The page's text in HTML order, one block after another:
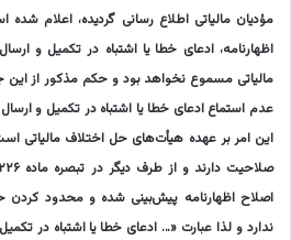
مؤدیان مالیاتی اطلاع رسانی گردیده، اعلام
اظهارنامه، ادعای خطا یا اشتباه در تکمیل و
مالیاتی مسموع نخواهد بود و حکم مذکور از این
عدم استماع ادعای خطا یا اشتباه در تکمیل و ارسال
این امر بر عهده هیأت‌های حل اختلاف مالیاتی
اصلاح اظهارنامه پیش‌بینی شده و محدود کردن
ندارد و لذا عبارت «… ادعای خطا یا اشتباه در